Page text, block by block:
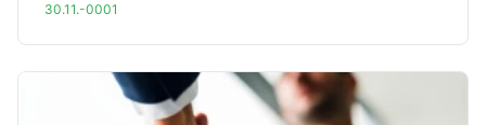
30.11.-0001